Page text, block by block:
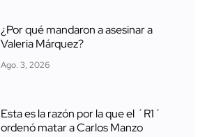
¿Por qué mandaron a asesinar a
Valeria Márquez?
Ago. 3, 2026
Esta es la razón por la que el ´R1´
ordenó matar a Carlos Manzo